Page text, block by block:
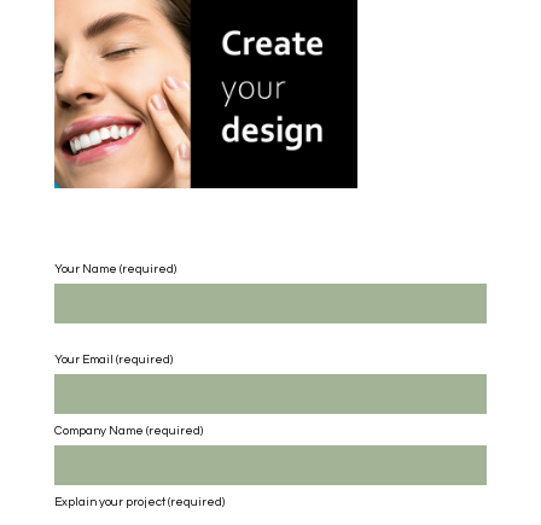
Your Name (required)
Your Email (required)
Company Name (required)
Explain your project (required)